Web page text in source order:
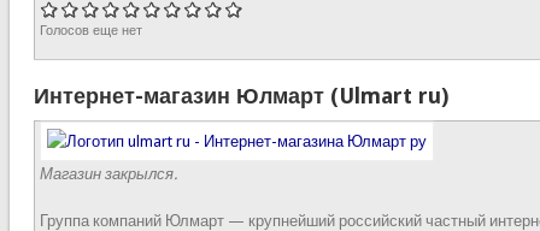
Голосов еще нет
Интернет-магазин Юлмарт (Ulmart ru)
Магазин закрылся.
Группа компаний Юлмарт — крупнейший российский частный